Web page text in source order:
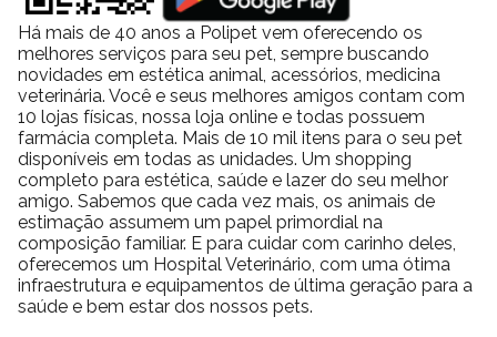
Há mais de 40 anos a Polipet vem oferecendo os
melhores serviços para seu pet, sempre buscando
novidades em estética animal, acessórios, medicina
veterinária. Você e seus melhores amigos contam com
10 lojas físicas, nossa loja online e todas possuem
farmácia completa. Mais de 10 mil itens para o seu pet
disponíveis em todas as unidades. Um shopping
completo para estética, saúde e lazer do seu melhor
amigo. Sabemos que cada vez mais, os animais de
estimação assumem um papel primordial na
composição familiar. E para cuidar com carinho deles,
oferecemos um Hospital Veterinário, com uma ótima
infraestrutura e equipamentos de última geração para a
saúde e bem estar dos nossos pets.